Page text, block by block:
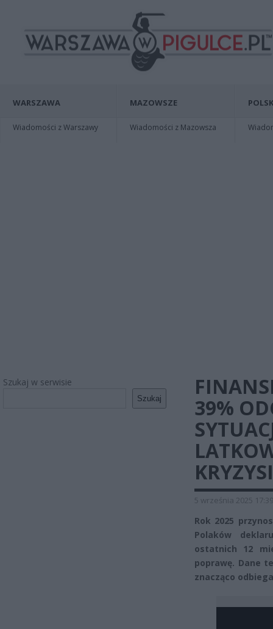
WARSZAWA
Wiadomości z Warszawy
MAZOWSZE
Wiadomości z Mazowsza
Szukaj w serwisie
Szukaj
39%
5 września 2025 17:39
Rok 2025
Polaków
ostatnich 12
poprawę. Dane
znacząco